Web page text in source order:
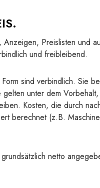
Preislisten und
und freibleibend.
sind verbindlich. Sie
unter dem
Kosten, die durch
berechnet (z.B.
netto